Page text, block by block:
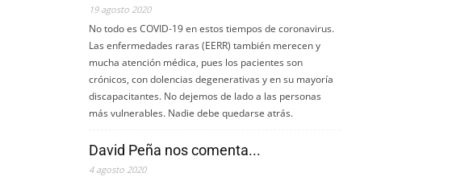
19 agosto 2020
No todo es COVID-19 en estos tiempos de coronavirus.
Las enfermedades raras (EERR) también merecen y
mucha atención médica, pues los pacientes son
crónicos, con dolencias degenerativas y en su mayoría
discapacitantes. No dejemos de lado a las personas
más vulnerables. Nadie debe quedarse atrás.
David Peña nos comenta...
4 agosto 2020